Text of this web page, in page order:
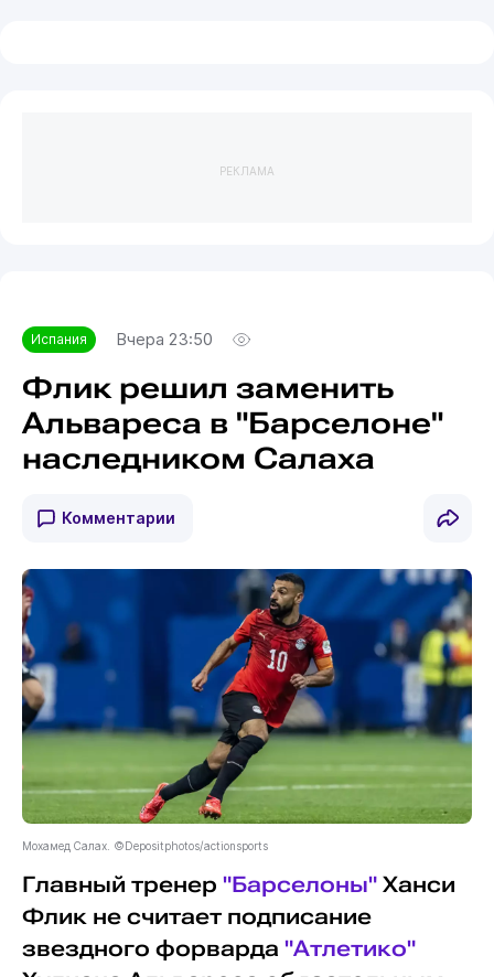
РЕКЛАМА
Испания Вчера 23:50
Флик решил заменить
Альвареса в "Барселоне"
наследником Салаха
Комментарии
Мохамед Салах. ©Depositphotos/actionsports
Главный тренер "Барселоны"Ханси
Флик не считает подписание
звездного форварда "Атлетико"